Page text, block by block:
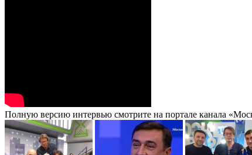
Полную версию интервью смотрите на портале канала